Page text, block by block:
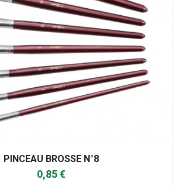
PINCEAU BROSSE N°8
0,85 €